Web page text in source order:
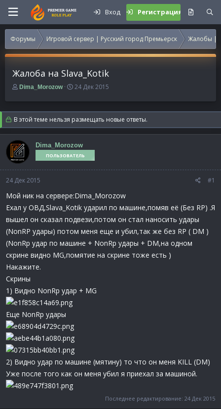
Вход Регистрация
Форумы Игровой сервер | Русский город Премьерск Жалобы |
Жалоба на Slava_Kotik
А
т
о
р
т
е
м
ы
Dima_Morozow
Д
т
а
н
а
а
л
24 Дек 2015
В этой теме нельзя размещать новые ответы.
Dima_Morozow
ПОЛЬЗОВАТЕЛЬ
24 Дек 2015 #1
Мой ник на сервере:Dima_Morozow
Ехал у ОВД,Slava_Kotik ударил по машине,помяв её (Без RP) .Я
вышел он сказал подвези,потом он стал наносить удары
(NonRP удары) потом меня еще и убил,так же без RP ( DM )
(NonRp удар по машине + NonRp удары + DM,на одном
скрине видно MG,помятие на скрине тоже есть )
Накажите.
Скрины
1) Видно NonRp удар + MG
Еще NonRp удары
2) Видно удар по машине (мятину) то что он меня KILL (DM)
Уже после того как он меня убил я приехал за машиной.
Последнее редактирование: 24 Дек 2015